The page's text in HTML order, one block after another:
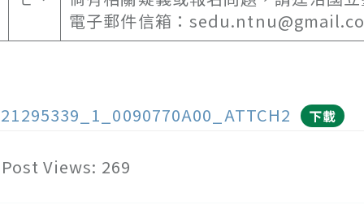
電子郵件信箱：
下載
Post Views: 269